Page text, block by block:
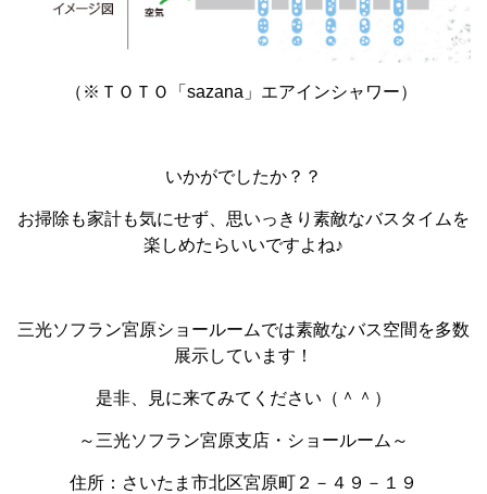
（※ＴＯＴＯ「sazana」エアインシャワー）
いかがでしたか？？
お掃除も家計も気にせず、思いっきり素敵なバスタイムを
楽しめたらいいですよね♪
三光ソフラン宮原ショールームでは素敵なバス空間を多数
展示しています！
是非、見に来てみてください（＾＾）
～三光ソフラン宮原支店・ショールーム～
住所：さいたま市北区宮原町２－４９－１９